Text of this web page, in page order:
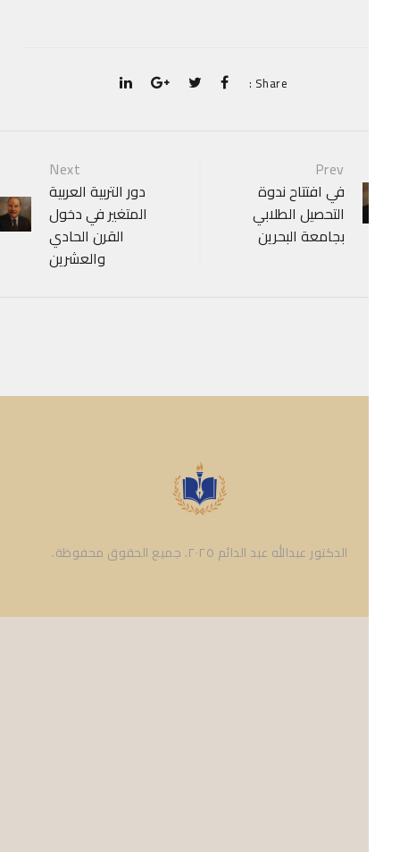
Share :
في افتتاح ندوة
التحصيل الطلابي
بجامعة البحرين
دور التربية العربية
المتغير في دخول
القرن الحادي
والعشرين
الدكتور عبدالله عبد الدائم ٢٠٢٥. جميع الحقوق محفوظة.